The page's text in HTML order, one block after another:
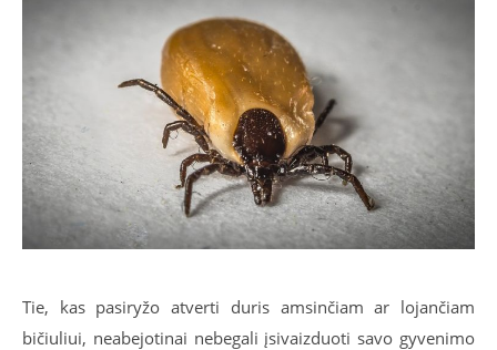
Tie, kas pasiryžo atverti duris amsinčiam ar lojančiam
bičiuliui, neabejotinai nebegali įsivaizduoti savo gyvenimo